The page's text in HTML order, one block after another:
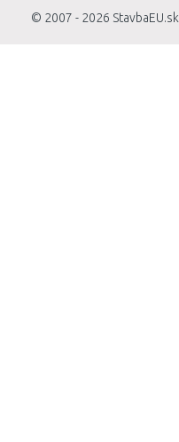
© 2007 - 2026 StavbaEU.sk